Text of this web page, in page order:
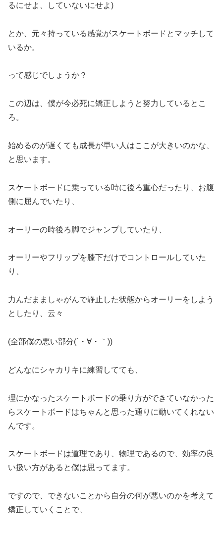
るにせよ、していないにせよ)
とか、元々持っている感覚がスケートボードとマッチして
いるか。
って感じでしょうか？
この辺は、僕が今必死に矯正しようと努力しているとこ
ろ。
始めるのが遅くても成長が早い人はここが大きいのかな、
と思います。
スケートボードに乗っている時に後ろ重心だったり、お腹
側に屈んでいたり、
オーリーの時後ろ脚でジャンプしていたり、
オーリーやフリップを膝下だけでコントロールしていた
り、
力んだまましゃがんで静止した状態からオーリーをしよう
としたり、云々
(全部僕の悪い部分(´・∀・｀))
どんなにシャカリキに練習してても、
理にかなったスケートボードの乗り方ができていなかった
らスケートボードはちゃんと思った通りに動いてくれない
んです。
スケートボードは道理であり、物理であるので、効率の良
い扱い方があると僕は思ってます。
ですので、できないことから自分の何が悪いのかを考えて
矯正していくことで、